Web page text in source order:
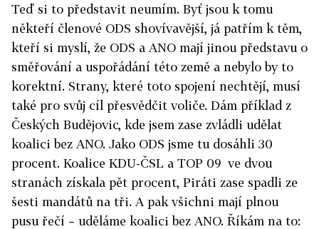
Teď si to představit neumím. Byť jsou k tomu
někteří členové ODS shovívavější, já patřím k těm,
kteří si myslí, že ODS a ANO mají jinou představu o
směřování a uspořádání této země a nebylo by to
korektní. Strany, které toto spojení nechtějí, musí
také pro svůj cíl přesvědčit voliče. Dám příklad z
Českých Budějovic, kde jsem zase zvládli udělat
koalici bez ANO. Jako ODS jsme tu dosáhli 30
procent. Koalice KDU-ČSL a TOP 09 ve dvou
stranách získala pět procent, Piráti zase spadli ze
šesti mandátů na tři. A pak všichni mají plnou
pusu řečí – uděláme koalici bez ANO. Říkám na to: